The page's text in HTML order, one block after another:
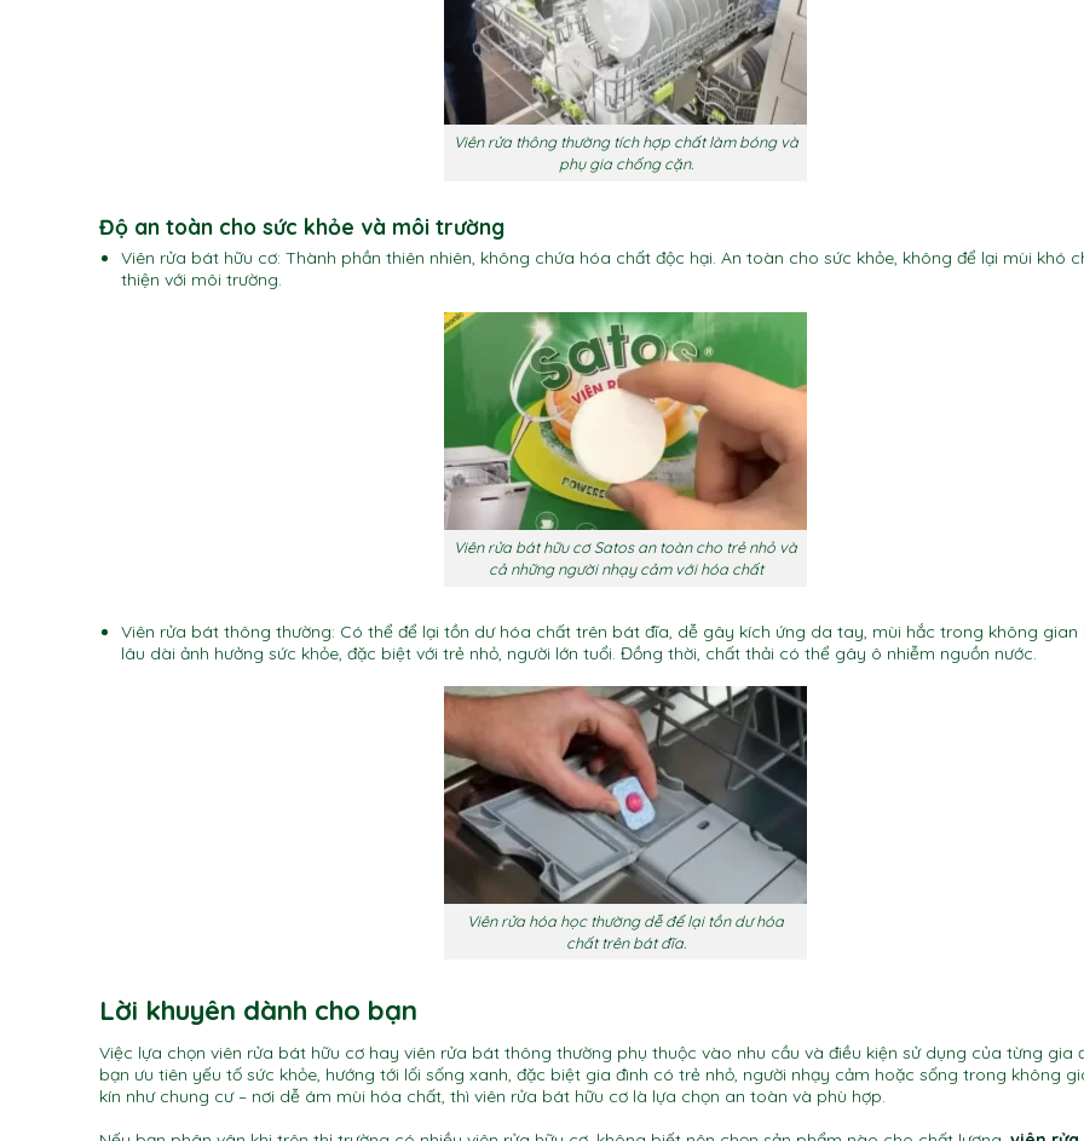
Viên rửa thông thường tích hợp chất làm bóng và
phụ gia chống cặn.
Độ an toàn cho sức khỏe và môi trường
Viên rửa bát hữu cơ: Thành phần thiên nhiên, không chứa hóa chất độc hại. An toàn cho sức khỏe, không để lại mùi khó
thiện với môi trường.
Viên rửa bát hữu cơ Satos an toàn cho trẻ nhỏ và
cả những người nhạy cảm với hóa chất
Viên rửa bát thông thường: Có thể để lại tồn dư hóa chất trên bát đĩa, dễ gây kích ứng da tay, mùi hắc trong không gian
lâu dài ảnh hưởng sức khỏe, đặc biệt với trẻ nhỏ, người lớn tuổi. Đồng thời, chất thải có thể gây ô nhiễm nguồn nước.
Viên rửa hóa học thường dễ để lại tồn dư hóa
chất trên bát đĩa.
Lời khuyên dành cho bạn
Việc lựa chọn viên rửa bát hữu cơ hay viên rửa bát thông thường phụ thuộc vào nhu cầu và điều kiện sử dụng của từng gia
bạn ưu tiên yếu tố sức khỏe, hướng tới lối sống xanh, đặc biệt gia đình có trẻ nhỏ, người nhạy cảm hoặc sống trong không
kín như chung cư – nơi dễ ám mùi hóa chất, thì viên rửa bát hữu cơ là lựa chọn an toàn và phù hợp.